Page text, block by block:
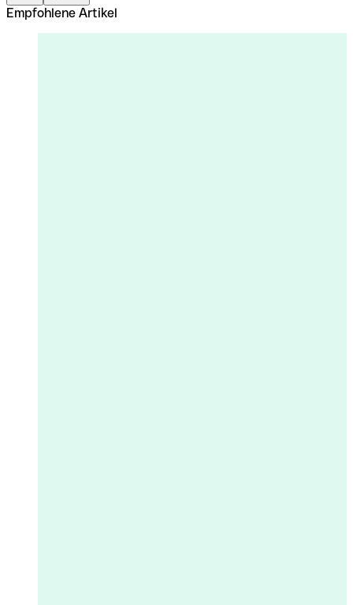
Empfohlene Artikel